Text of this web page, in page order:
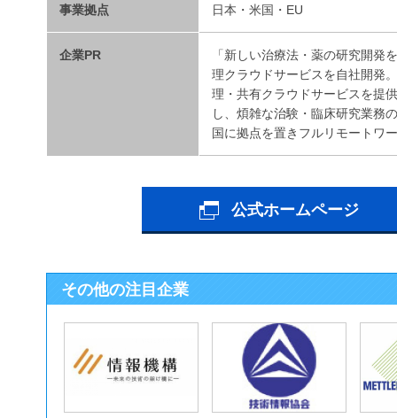
事業拠点 日本・米国・EU
企業PR
「新しい治療法・薬の研究開発
理クラウドサービスを自社開発
理・共有クラウドサービスを提
し、煩雑な治験・臨床研究業務
国に拠点を置きフルリモートワ
公式ホームページ
その他の注目企業